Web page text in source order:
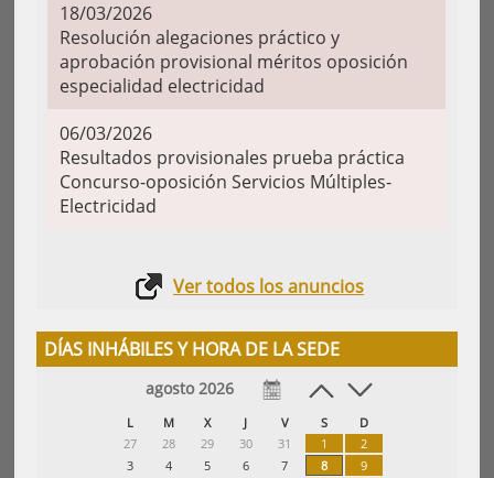
18/03/2026
Resolución alegaciones práctico y
aprobación provisional méritos oposición
especialidad electricidad
06/03/2026
Resultados provisionales prueba práctica
Concurso-oposición Servicios Múltiples-
Electricidad
Ver todos los anuncios
DÍAS INHÁBILES Y HORA DE LA SEDE
agosto 2026
L M X J V S
D
27
28 29 30 31 1
2
3
4 5 6 7 8
9